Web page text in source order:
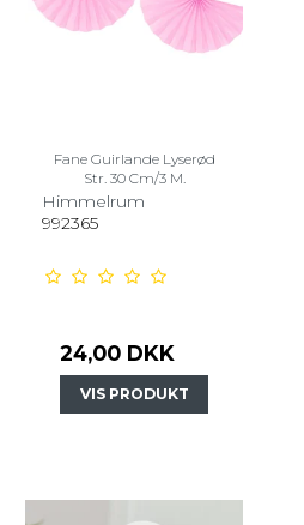
Fane Guirlande Lyserød
Str. 30 Cm/3 M.
Himmelrum
992365
24,00 DKK
VIS PRODUKT